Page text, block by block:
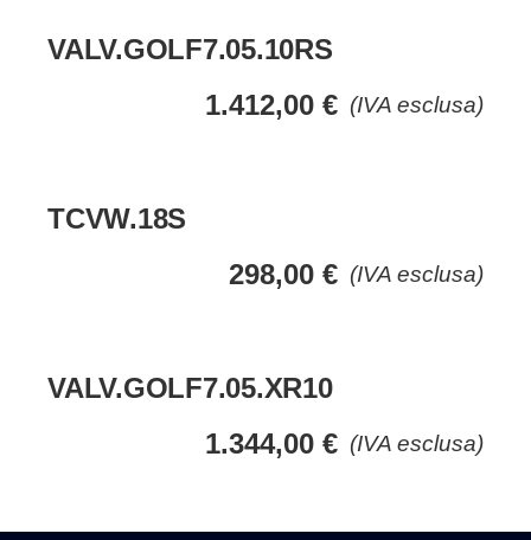
VALV.GOLF7.05.10RS
(IVA esclusa)
1.412,00 €
TCVW.18S
(IVA esclusa)
298,00 €
VALV.GOLF7.05.XR10
(IVA esclusa)
1.344,00 €